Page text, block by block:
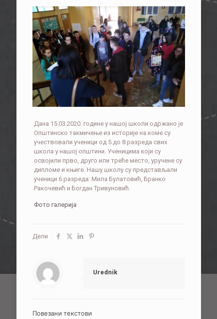
Дана 15.03.2020. године у нашој школи одржано је
Општинско такмичење из историје на коме су
учествовали ученици од 5.до 8.разреда свих
школа у нашој општини. Ученицима који су
освојили прво, друго или треће место, уручене су
дипломе и књиге. Нашу школу су представљали
ученици 6.разреда: Мила Булатовић, Бранко
Ракочевић и Богдан Тривуновић.
Фото галерија
Дели
Urednik
Повезани текстови